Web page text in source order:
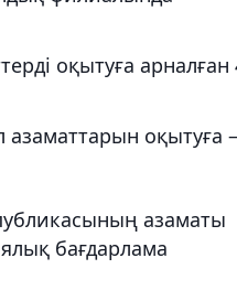
оқытуға арналған
азаматтарын оқытуға –
азаматы
бағдарлама